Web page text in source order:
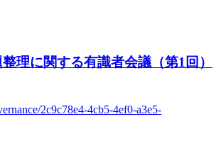
理に関する有識者会議（第1回）
2c9c78e4-4cb5-4ef0-a3e5-